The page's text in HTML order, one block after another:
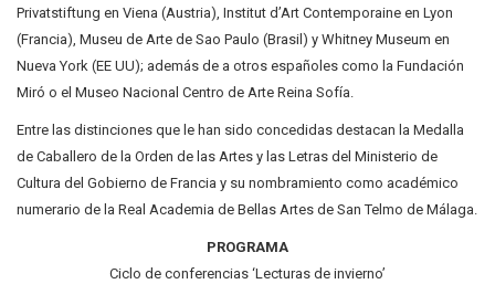
Privatstiftung en Viena (Austria), Institut d’Art Contemporaine en Lyon
(Francia), Museu de Arte de Sao Paulo (Brasil) y Whitney Museum en
Nueva York (EE UU); además de a otros españoles como la Fundación
Miró o el Museo Nacional Centro de Arte Reina Sofía.
Entre las distinciones que le han sido concedidas destacan la Medalla
de Caballero de la Orden de las Artes y las Letras del Ministerio de
Cultura del Gobierno de Francia y su nombramiento como académico
numerario de la Real Academia de Bellas Artes de San Telmo de Málaga.
PROGRAMA
Ciclo de conferencias ‘Lecturas de invierno’